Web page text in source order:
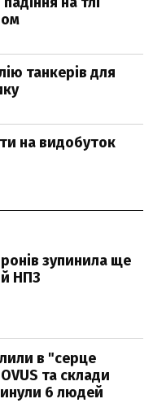
танкерів для
на видобуток
зупинила ще
НПЗ
в "серце
та склади
6 людей